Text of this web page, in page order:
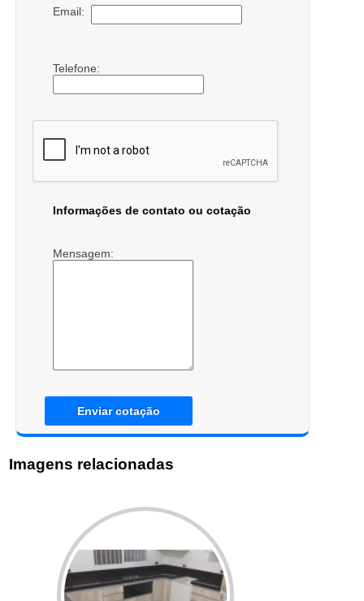
Email:
Telefone:
Informações de contato ou cotação
Mensagem:
Enviar cotação
Imagens relacionadas